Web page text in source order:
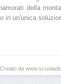
della
in un'unica
Creato da